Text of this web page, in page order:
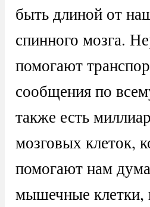
быть длиной от
спинного мозга.
помогают
сообщения по
также есть
мозговых клеток,
помогают нам
мышечные клетки,